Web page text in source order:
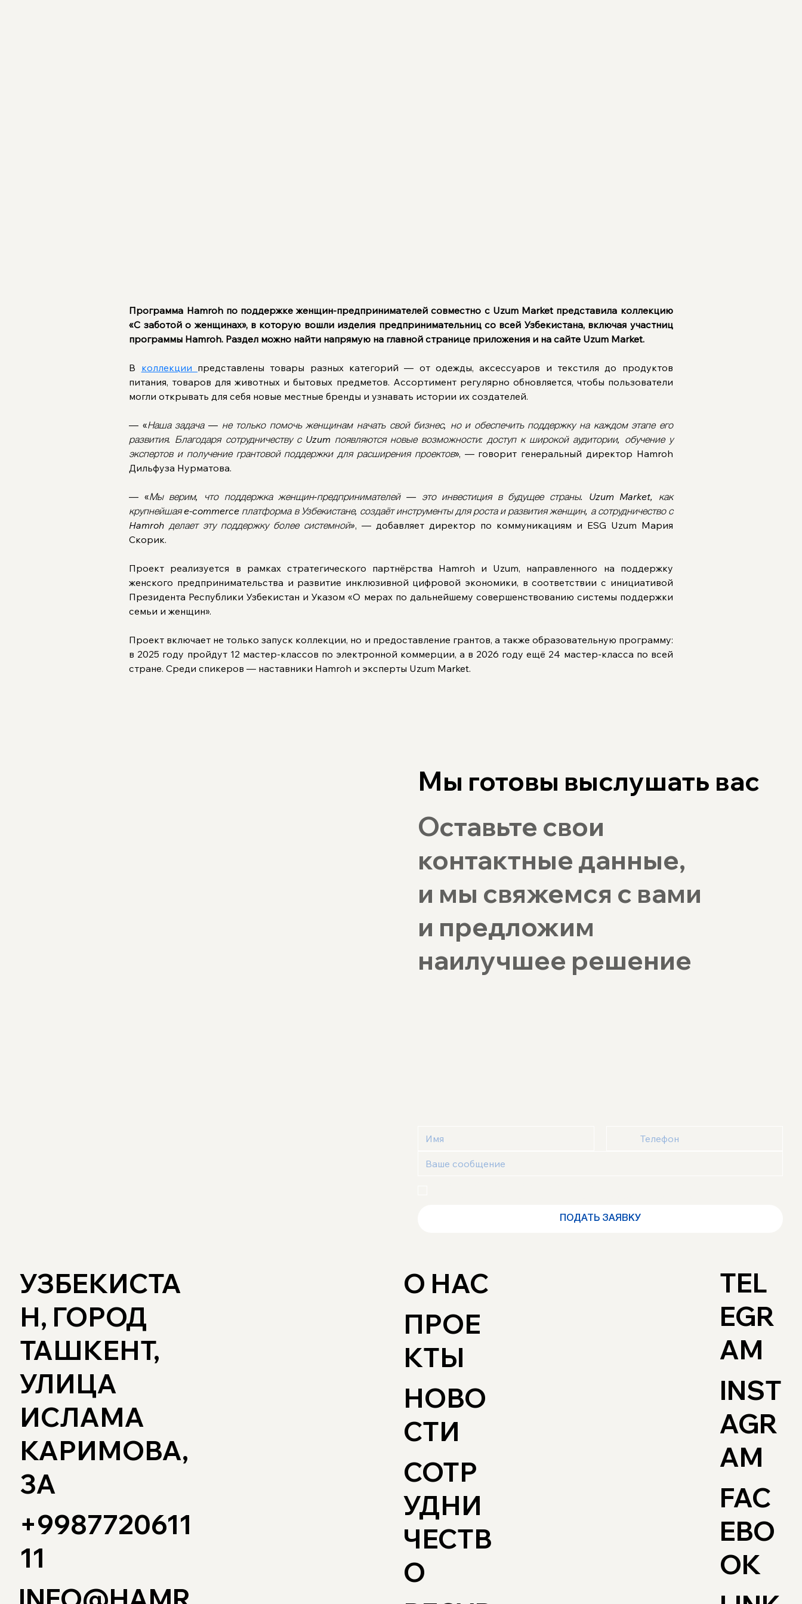
Программа Hamroh по поддержке женщин-предпринимателей совместно с Uzum Market представила коллекцию
«С заботой о женщинах», в которую вошли изделия предпринимательниц со всей Узбекистана, включая участниц
программы Hamroh. Раздел можно найти напрямую на главной странице приложения и на сайте Uzum Market.
В коллекции представлены товары разных категорий — от одежды, аксессуаров и текстиля до продуктов
питания, товаров для животных и бытовых предметов. Ассортимент регулярно обновляется, чтобы пользователи
могли открывать для себя новые местные бренды и узнавать истории их создателей.
— «Наша задача — не только помочь женщинам начать свой бизнес, но и обеспечить поддержку на каждом этапе его
развития. Благодаря сотрудничеству с Uzum появляются новые возможности: доступ к широкой аудитории, обучение у
экспертов и получение грантовой поддержки для расширения проектов», — говорит генеральный директор Hamroh
Дильфуза Нурматова.
— «Мы верим, что поддержка женщин-предпринимателей — это инвестиция в будущее страны. Uzum Market, как
крупнейшая e-commerce платформа в Узбекистане, создаёт инструменты для роста и развития женщин, а сотрудничество с
Hamroh делает эту поддержку более системной», — добавляет директор по коммуникациям и ESG Uzum Мария
Скорик.
Проект реализуется в рамках стратегического партнёрства Hamroh и Uzum, направленного на поддержку
женского предпринимательства и развитие инклюзивной цифровой экономики, в соответствии с инициативой
Президента Республики Узбекистан и Указом «О мерах по дальнейшему совершенствованию системы поддержки
семьи и женщин».
Проект включает не только запуск коллекции, но и предоставление грантов, а также образовательную программу:
в 2025 году пройдут 12 мастер-классов по электронной коммерции, а в 2026 году ещё 24 мастер-класса по всей
стране. Среди спикеров — наставники Hamroh и эксперты Uzum Market.
ПОДАТЬ ЗАЯВКУ
Мы готовы выслушать вас
Оставьте свои
контактные данные,
и мы свяжемся с вами
и предложим
наилучшее решение
УЗБЕКИСТА
Н, ГОРОД
ТАШКЕНТ,
УЛИЦА
ИСЛАМА
КАРИМОВА,
3А
+9987720611
11
О НАС
ПРОЕ
КТЫ
НОВО
СТИ
СОТР
УДНИ
ЧЕСТВ
О
TEL
EGR
AM
INST
AGR
AM
FAC
EBO
OK